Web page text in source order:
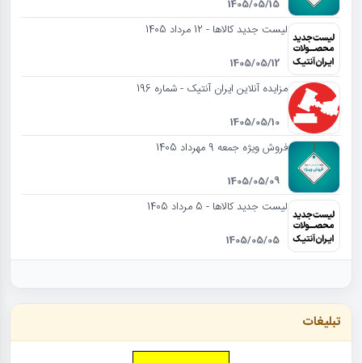
1405/05/15
لیست جدید کالاها - 12 مرداد 1405
1405/05/12
مزایده آنلاین ایران آنتیک - شماره 196
1405/05/10
فروش ویژه جمعه 9 مهرداد 1405
1405/05/09
لیست جدید کالاها - 5 مرداد 1405
1405/05/05
تبلیغات